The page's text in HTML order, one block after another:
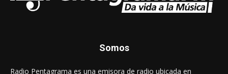
Somos
Radio Pentagrama es una emisora de radio ubicada en